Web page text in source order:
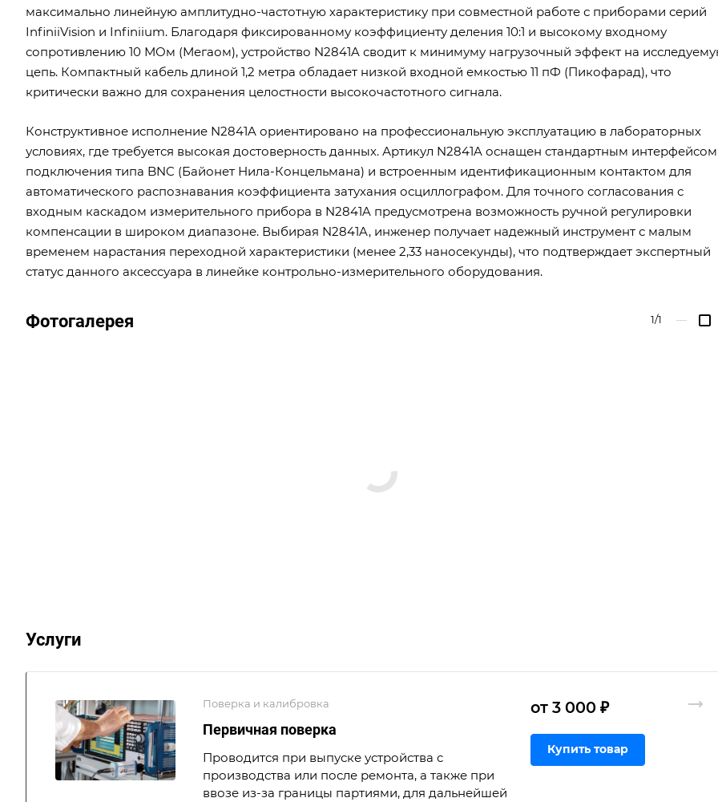
максимально линейную амплитудно-частотную характеристику при совместной работе с приборами серий
InfiniiVision и Infiniium. Благодаря фиксированному коэффициенту деления 10:1 и высокому входному
сопротивлению 10 МОм (Мегаом), устройство N2841A сводит к минимуму нагрузочный эффект на
цепь. Компактный кабель длиной 1,2 метра обладает низкой входной емкостью 11 пФ (Пикофарад), что
критически важно для сохранения целостности высокочастотного сигнала.
Конструктивное исполнение N2841A ориентировано на профессиональную эксплуатацию в лабораторных
условиях, где требуется высокая достоверность данных. Артикул N2841A оснащен стандартным интерфейсом
подключения типа BNC (Байонет Нила-Концельмана) и встроенным идентификационным контактом для
автоматического распознавания коэффициента затухания осциллографом. Для точного согласования с
входным каскадом измерительного прибора в N2841A предусмотрена возможность ручной регулировки
компенсации в широком диапазоне. Выбирая N2841A, инженер получает надежный инструмент с малым
временем нарастания переходной характеристики (менее 2,33 наносекунды), что подтверждает экспертный
статус данного аксессуара в линейке контрольно-измерительного оборудования.
Фотогалерея 1/1 —
Услуги
Поверка и калибровка
Первичная поверка
Проводится при выпуске устройства с
производства или после ремонта, а также при
ввозе из-за границы партиями, для дальнейшей
от 3 000 ₽
Купить товар